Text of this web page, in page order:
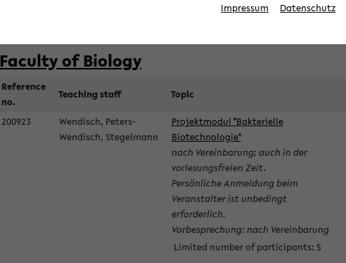
Faculty of Biology
Reference
no.
Teaching staff Topic
200923
Wendisch, Peters-
Wendisch, Stegelmann
Projektmodul "Bakterielle
Biotechnologie"
nach Vereinbarung; auch in der
vorlesungsfreien Zeit.
Persönliche Anmeldung beim
Veranstalter ist unbedingt
erforderlich.
Vorbesprechung: nach Vereinbarung
Limited number of participants: 5
Impressum Datenschutz